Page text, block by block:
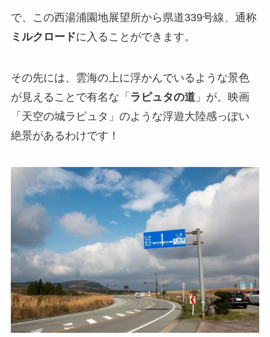
で、この西湯浦園地展望所から県道339号線、通称
ミルクロードに入ることができます。
その先には、雲海の上に浮かんでいるような景色
が見えることで有名な「 ラピュタの道」が。映画
「天空の城ラピュタ」のような浮遊大陸感っぽい
絶景があるわけです！